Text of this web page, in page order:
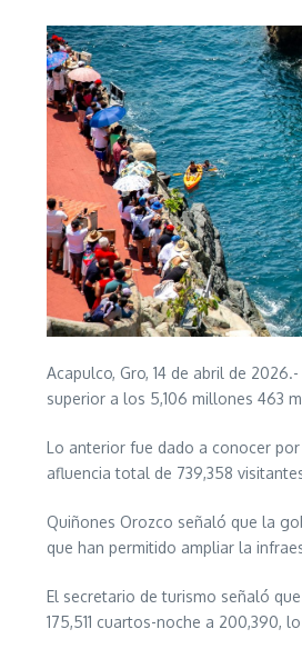
Acapulco, Gro, 14 de abril de
superior a los 5,106 millones 463
Lo anterior fue dado a conocer
afluencia total de 739,358
Quiñones Orozco señaló que la
que han permitido ampliar la
El secretario de turismo señaló
175,511 cuartos-noche a 200,390,